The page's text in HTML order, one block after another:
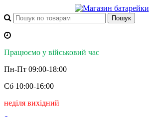
Працюємо у військовий час
Пн-Пт 09:00-18:00
Сб 10:00-16:00
неділя вихідний